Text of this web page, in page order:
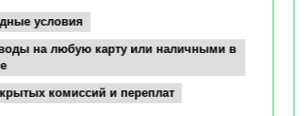
условия
на любую карту или наличными в
комиссий и переплат